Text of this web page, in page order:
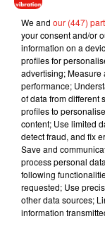
Une publication
En légende de la
Santiago:
Les câlins du
Un grand moment
internautes qui
élogieux
nouvelle maman
Je te trouve
Tu n'as jamais
We and our (447)
your consent and/or
information on a
profiles for
advertising; Measure
performance;
of data from different
profiles to
content; Use limited
detect fraud, and fix
Save and
process personal
following
requested; Use
other data sources;
information